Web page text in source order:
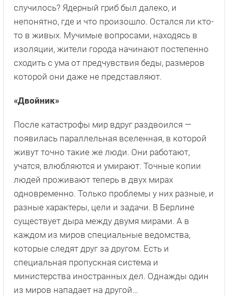
случилось? Ядерный гриб был далеко, и
непонятно, где и что произошло. Остался ли кто-
то в живых. Мучимые вопросами, находясь в
изоляции, жители города начинают постепенно
сходить с ума от предчувствия беды, размеров
которой они даже не представляют.
«Двойник»
После катастрофы мир вдруг раздвоился —
появилась параллельная вселенная, в которой
живут точно такие же люди. Они работают,
учатся, влюбляются и умирают. Точные копии
людей проживают теперь в двух мирах
одновременно. Только проблемы у них разные, и
разные характеры, цели и задачи. В Берлине
существует дыра между двумя мирами. А в
каждом из миров специальные ведомства,
которые следят друг за другом. Есть и
специальная пропускная система и
министерства иностранных дел. Однажды один
из миров нападает на другой…